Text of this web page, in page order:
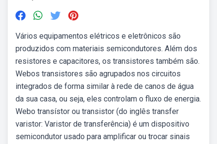
Vários equipamentos elétricos e eletrônicos são
produzidos com materiais semicondutores. Além dos
resistores e capacitores, os transistores também são.
Webos transistores são agrupados nos circuitos
integrados de forma similar à rede de canos de água
da sua casa, ou seja, eles controlam o fluxo de energia.
Webo transístor ou transistor (do inglês transfer
varistor: Varistor de transferência) é um dispositivo
semicondutor usado para amplificar ou trocar sinais